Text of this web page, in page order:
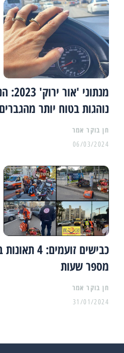
נוהגות בטוח יותר מהגברים
06/03/2024
כבישים
מספר שעות
31/01/2024